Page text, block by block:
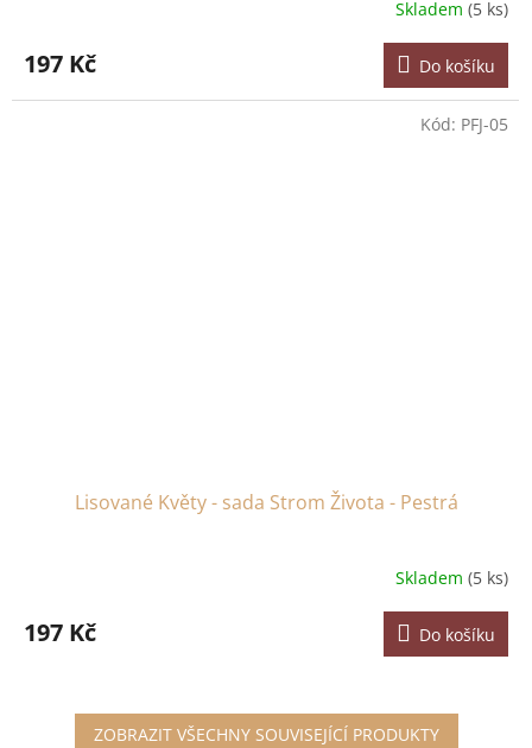
Skladem (5 ks)
197 Kč Do košíku
Lisované Květy - sada Strom Života - Pestrá
Skladem (5 ks)
197 Kč Do košíku
Kód: PFJ-05
ZOBRAZIT VŠECHNY SOUVISEJÍCÍ PRODUKTY